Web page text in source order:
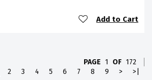
Add to Cart
PAGE 1 OF 172
2 3 4 5 6 7 8 9 > >|